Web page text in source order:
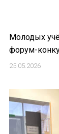
Молодых
форум-
25.05.2026